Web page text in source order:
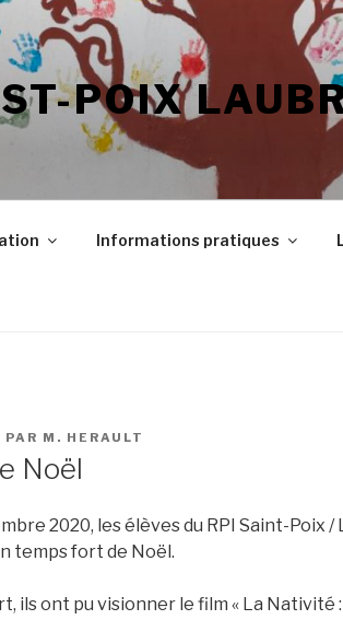
POIX
Informations pratiques
PAR M. HERAULT
Noël
2020, les élèves du RPI Saint-Poix
temps fort de Noël.
ils ont pu visionner le film « La Nativité :